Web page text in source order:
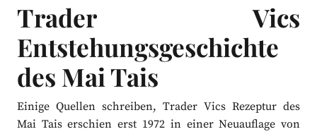
Trader Vics
Entstehungsgeschichte
des Mai Tais
Einige Quellen schreiben, Trader Vics Rezeptur des
Mai Tais erschien erst 1972 in einer Neuauflage von